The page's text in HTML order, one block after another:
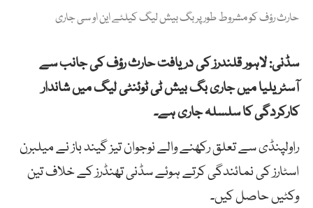
حارث رؤف کو مشروط طور پر بگ بیش لیگ کیلئے این او سی جاری
سڈنی: لاہور قلندرز کی دریافت حارث رؤف کی جانب سے
آسٹریلیا میں جاری بگ بیش ٹی ٹوئنٹی لیگ میں شاندار
کارکردگی کا سلسلہ جاری ہے۔
راولپنڈی سے تعلق رکھنے والے نوجوان تیز گیند باز نے میلبرن
اسٹارز کی نمائندگی کرتے ہوئے سڈنی تھنڈرز کے خلاف تین
وکٹیں حاصل کیں۔